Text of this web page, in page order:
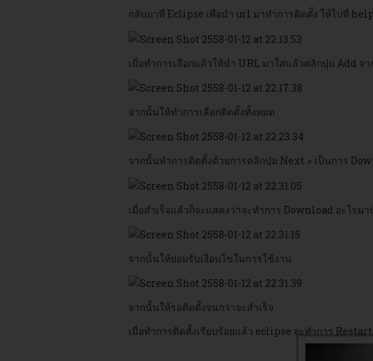
กลับมาที่ Eclipse เพื่อนำ url มาทำการติดตั้ง ให้ไปที่
เมื่อทำการเลือกแล้วให้นำ URL มาใส่แล้วคลิกปุ่ม Add จ
จากนั้นให้ทำการเลือกติดตั้งทั้งหมด
จากนั้นทำการติดตั้งด้วยการคลิกปุ่ม Next > เป็นการ
เมื่อสำเร็จแล้วก็จะแสดงว่าจะทำการ Download อะไรม
จากนั้นให้ยอมรับเงื่อนไขในการใช้งาน
จากนั้นให้รอติดตั้งจนกว่าจะสำเร็จ
เมื่อทำการติดตั้งเรียบร้อยแล้ว eclipse จะทำการ